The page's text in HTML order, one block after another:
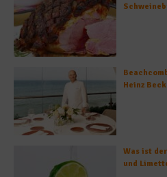
Heinz
Was ist
und